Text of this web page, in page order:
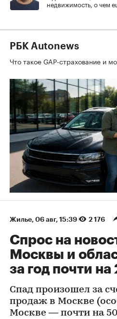
недвижимость, о чем
РБК Autonews
Что такое GAP-страхование и
Жилье 06 авг, 15:39 2 176
Спрос на
Москвы и
за год почти на
Спад произошел за
продаж в Москве
Москве — почти на